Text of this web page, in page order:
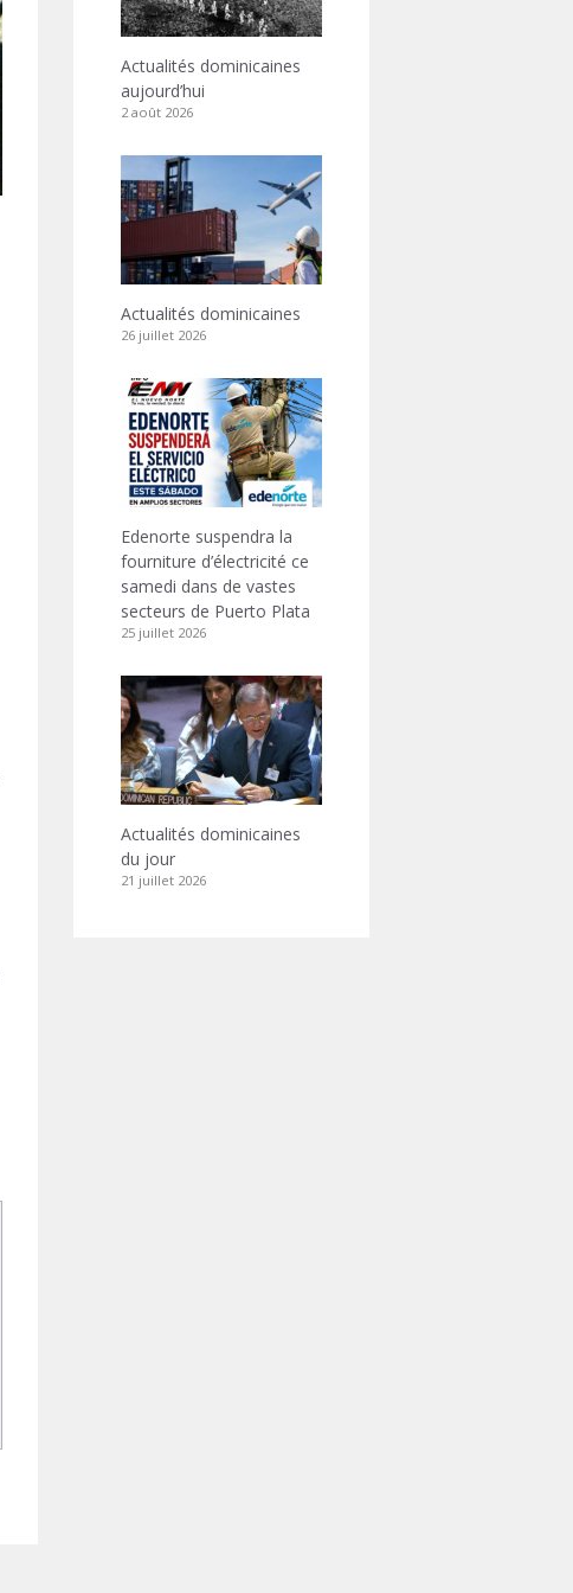
Actualités dominicaines
aujourd’hui
2 août 2026
Actualités dominicaines
26 juillet 2026
Edenorte suspendra la
fourniture d’électricité ce
samedi dans de vastes
secteurs de Puerto Plata
25 juillet 2026
Actualités dominicaines
du jour
21 juillet 2026